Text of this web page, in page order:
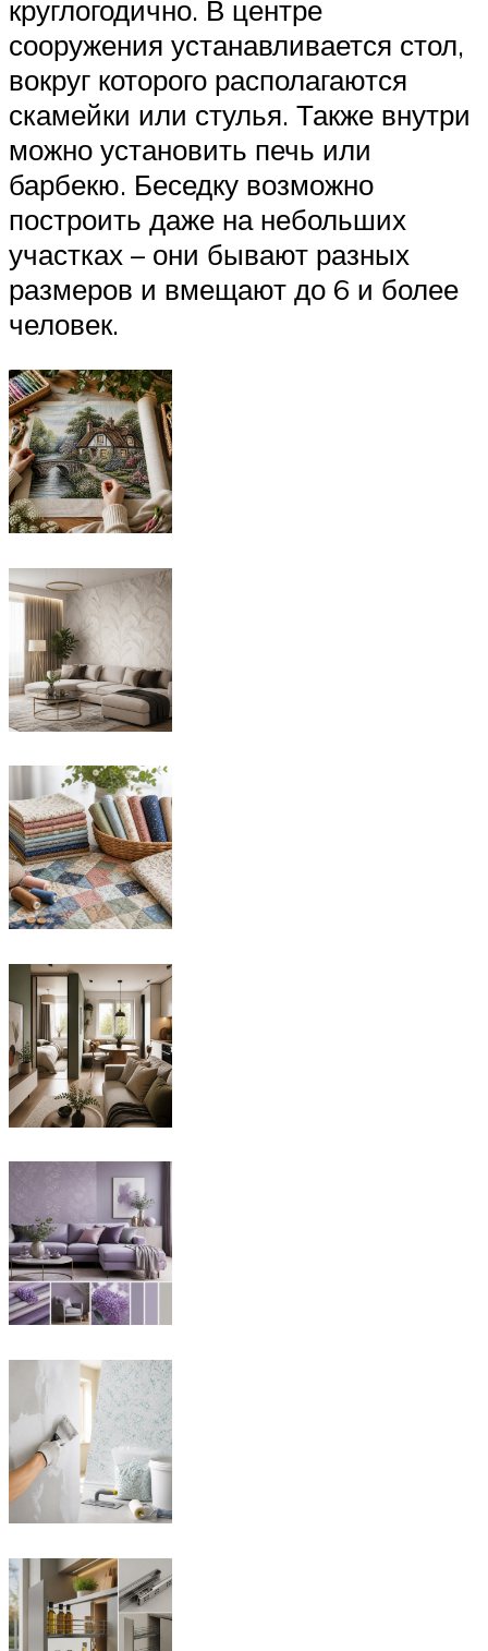
круглогодично. В центре
сооружения устанавливается стол,
вокруг которого располагаются
скамейки или стулья. Также внутри
можно установить печь или
барбекю. Беседку возможно
построить даже на небольших
участках – они бывают разных
размеров и вмещают до 6 и более
человек.